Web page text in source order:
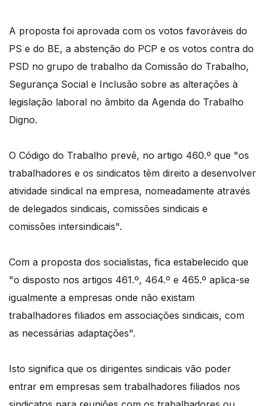
A proposta foi aprovada com os votos favoráveis do
PS e do BE, a abstenção do PCP e os votos contra do
PSD no grupo de trabalho da Comissão do Trabalho,
Segurança Social e Inclusão sobre as alterações à
legislação laboral no âmbito da Agenda do Trabalho
Digno.
O Código do Trabalho prevê, no artigo 460.º que "os
trabalhadores e os sindicatos têm direito a desenvolver
atividade sindical na empresa, nomeadamente através
de delegados sindicais, comissões sindicais e
comissões intersindicais".
Com a proposta dos socialistas, fica estabelecido que
"o disposto nos artigos 461.º, 464.º e 465.º aplica-se
igualmente a empresas onde não existam
trabalhadores filiados em associações sindicais, com
as necessárias adaptações".
Isto significa que os dirigentes sindicais vão poder
entrar em empresas sem trabalhadores filiados nos